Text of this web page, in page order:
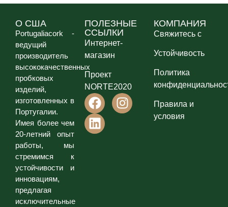
О США
Portugaliacork -
ведущий
производитель
высококачественных
пробковых
изделий,
изготовленных в
Португалии.
Имея более чем
20-летний опыт
работы, мы
стремимся к
устойчивости и
инновациям,
предлагая
исключительные
ПОЛЕЗНЫЕ
ССЫЛКИ
Интернет-
магазин
Проект
NORTE2020
КОМПАНИЯ
Свяжитесь с
Устойчивость
Политика
Правила и
условия